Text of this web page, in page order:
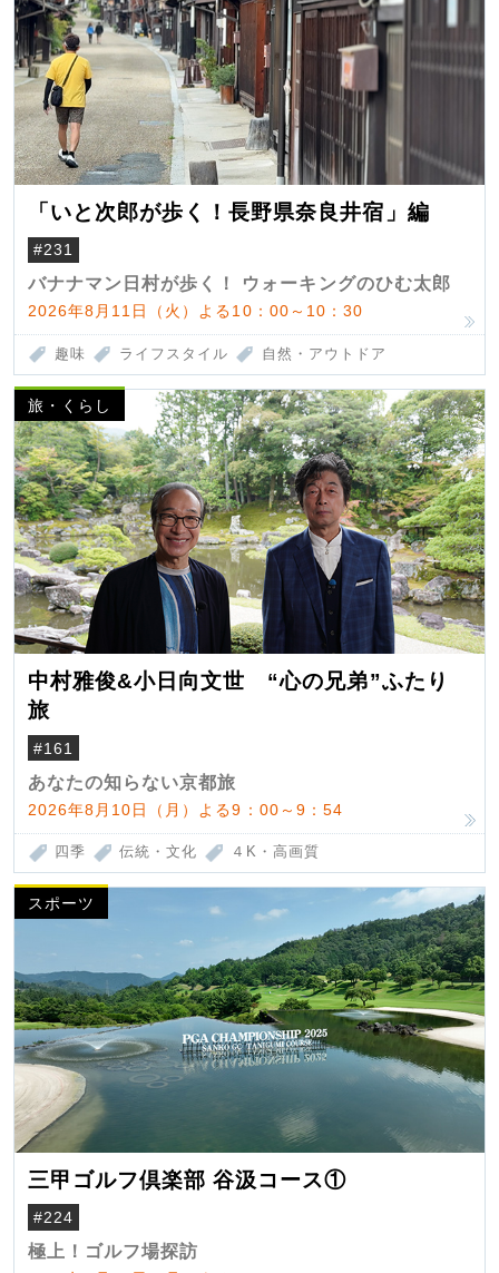
「いと次郎が歩く！長野県奈良井宿」編
#231
バナナマン日村が歩く！ ウォーキングのひむ太郎
2026年8月11日（火）よる10：00～10：30
趣味 ライフスタイル 自然・アウトドア
旅・くらし
中村雅俊&小日向文世 “心の兄弟”ふたり
旅
#161
あなたの知らない京都旅
2026年8月10日（月）よる9：00～9：54
四季 伝統・文化 ４K・高画質
スポーツ
三甲ゴルフ倶楽部 谷汲コース①
#224
極上！ゴルフ場探訪